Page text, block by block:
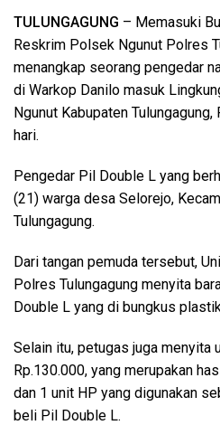
TULUNGAGUNG – Memasuki
Reskrim Polsek Ngunut Polres
menangkap seorang pengedar
di Warkop Danilo masuk
Ngunut Kabupaten
hari.
Pengedar Pil Double L yang
(21) warga desa Selorejo,
Tulungagung.
Dari tangan pemuda tersebut,
Polres Tulungagung menyita
Double L yang di bungkus
Selain itu, petugas juga menyita
Rp.130.000, yang merupakan
dan 1 unit HP yang digunakan
beli Pil Double L.